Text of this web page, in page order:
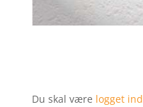
Du skal være logget ind